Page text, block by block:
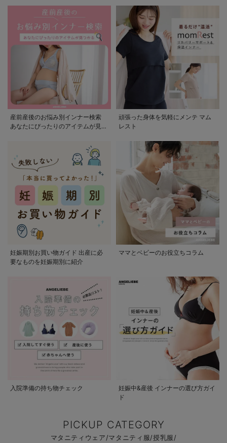
産前産後のお悩み別インナー検索
あなたにぴったりのアイテムが見つ
頑張った身体を気軽にメンテ マム
レスト
妊娠期別お買い物ガイド 出産に必
要なものを妊娠期別に紹介
ママとベビーのお役立ちコラム
入院準備の持ち物チェック
妊娠中&産後 インナーの選び方ガイ
ド
PICKUP CATEGORY
マタニティウェア/マタニティ服/授乳服/